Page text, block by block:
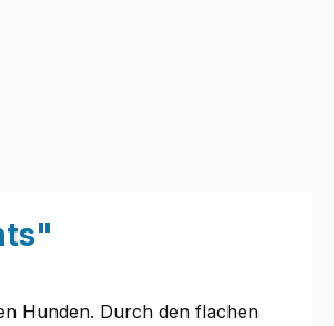
Hunden. Durch den flachen